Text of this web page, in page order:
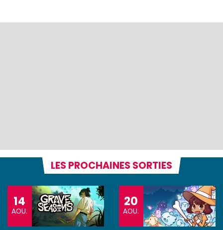
LES PROCHAINES SORTIES
14
AOU.
20
AOU.